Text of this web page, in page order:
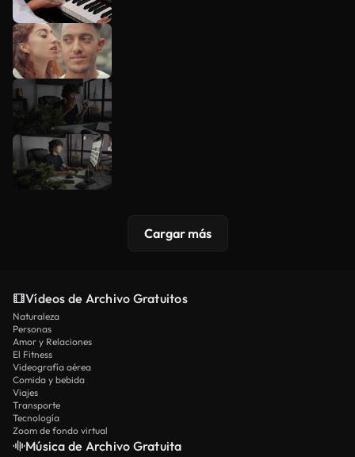
Cargar más
Vídeos de Archivo Gratuitos
Naturaleza
Personas
Amor y Relaciones
El Fitness
Videografía aérea
Comida y bebida
Viajes
Transporte
Tecnología
Zoom de fondo virtual
Música de Archivo Gratuita